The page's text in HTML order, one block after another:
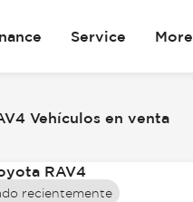
Service More
Vehículos en venta
recientemente